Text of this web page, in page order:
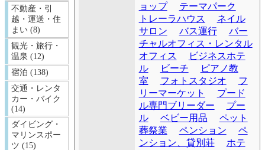
不動産・引
越・運送・住
まい (8)
観光・旅行・
温泉 (12)
宿泊 (138)
交通・レンタ
カー・バイク
(14)
ダイビング・
マリンスポー
ツ (15)
ョップ
テーマパーク
トレーラハウス
ネイル
サロン
バス運行
バー
チャルオフィス・レンタル
オフィス
ビジネスホテ
ル
ビーチ
ピアノ教
室
フォトスタジオ
フ
リーマーケット
プード
ル専門ブリーダー
プー
ル
ベビー用品
ペット
葬祭業
ペンション
ペ
ンション、貸別荘
ホテ